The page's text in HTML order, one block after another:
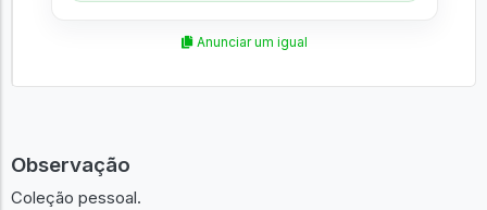
Anunciar um igual
Observação
Coleção pessoal.